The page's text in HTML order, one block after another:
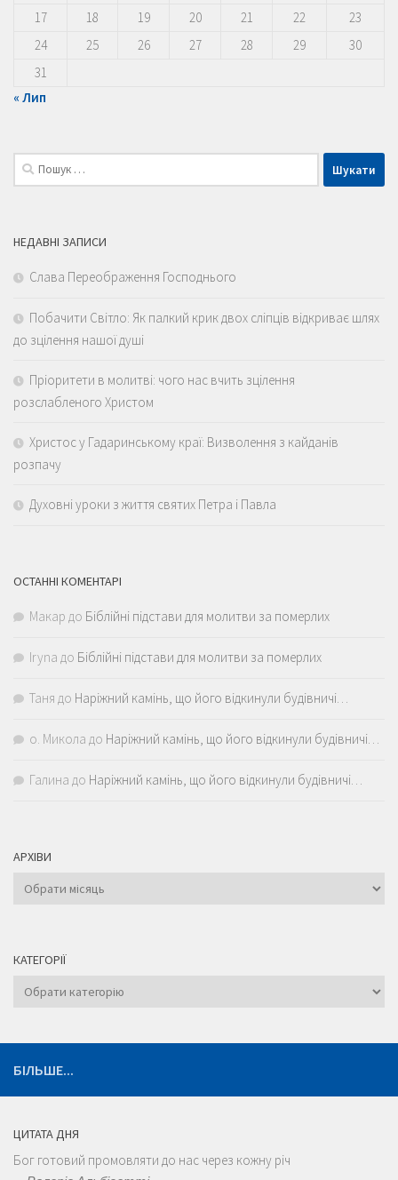
17
18 19 20 21 22
23
24
25 26 27 28 29
30
31
« Лип
Пошук:
НЕДАВНІ ЗАПИСИ
Слава Переображення Господнього
Побачити Світло: Як палкий крик двох сліпців відкриває шлях
до зцілення нашої душі
Пріоритети в молитві: чого нас вчить зцілення
розслабленого Христом
Христос у Гадаринському краї: Визволення з кайданів
розпачу
Духовні уроки з життя святих Петра і Павла
ОСТАННІ КОМЕНТАРІ
Макар до Біблійні підстави для молитви за померлих
Iryna до Біблійні підстави для молитви за померлих
Таня до Наріжний камінь, що його відкинули будівничі…
о. Микола до Наріжний камінь, що його відкинули будівничі…
Галина до Наріжний камінь, що його відкинули будівничі…
АРХІВИ
Архіви
КАТЕГОРІЇ
Категорії
БІЛЬШЕ...
ЦИТАТА ДНЯ
Бог готовий промовляти до нас через кожну річ